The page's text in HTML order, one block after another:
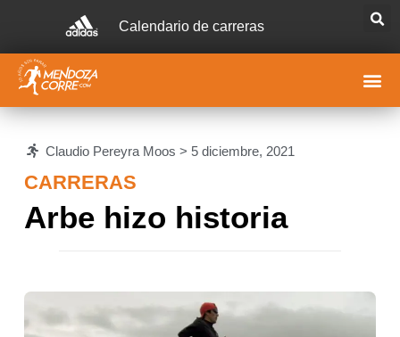
Calendario de carreras
Claudio Pereyra Moos > 5 diciembre, 2021
CARRERAS
Arbe hizo historia